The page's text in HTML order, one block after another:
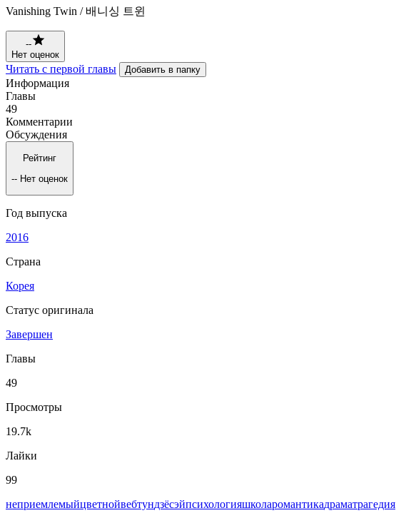
Vanishing Twin / 배니싱 트윈
--
Нет оценок
Читать с первой главы Добавить в папку
Информация
Главы
49
Комментарии
Обсуждения
Рейтинг
-- Нет оценок
Год выпуска
2016
Страна
Корея
Статус оригинала
Завершен
Главы
49
Просмотры
19.7k
Лайки
99
неприемлемыйцветнойвeбтундзёсэйпсихологияшколаромантикадраматрагедия